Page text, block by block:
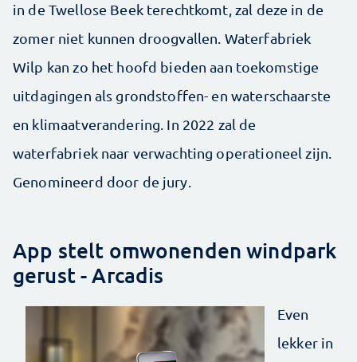
in de Twellose Beek terechtkomt, zal deze in de
zomer niet kunnen droogvallen. Waterfabriek
Wilp kan zo het hoofd bieden aan toekomstige
uitdagingen als grondstoffen- en waterschaarste
en klimaatverandering. In 2022 zal de
waterfabriek naar verwachting operationeel zijn.
Genomineerd door de jury.
App stelt omwonenden windpark
gerust - Arcadis
Even
lekker in